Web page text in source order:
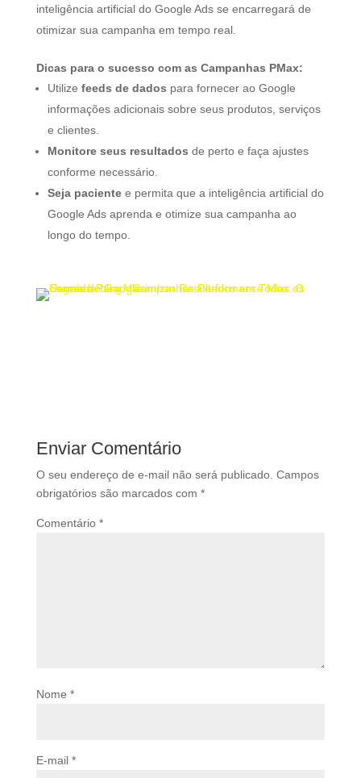
inteligência artificial do Google Ads se encarregará de
otimizar sua campanha em tempo real.
Dicas para o sucesso com as Campanhas PMax:
Utilize feeds de dados para fornecer ao Google
informações adicionais sobre seus produtos, serviços
e clientes.
Monitore seus resultados de perto e faça ajustes
conforme necessário.
Seja pacientee permita que a inteligência artificial do
Google Ads aprenda e otimize sua campanha ao
longo do tempo.
Enviar Comentário
O seu endereço de e-mail não será publicado. Campos
obrigatórios são marcados com *
Comentário *
Nome *
E-mail *